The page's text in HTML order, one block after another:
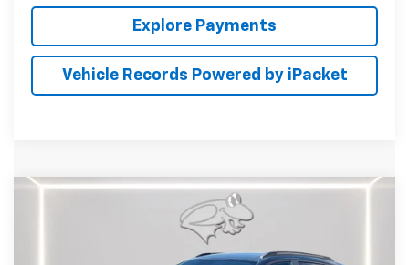
Explore Payments
Vehicle Records Powered by iPacket
Chevrolet TraxACTIV
Preston Chevrolet of Aberdeen
FINANCE